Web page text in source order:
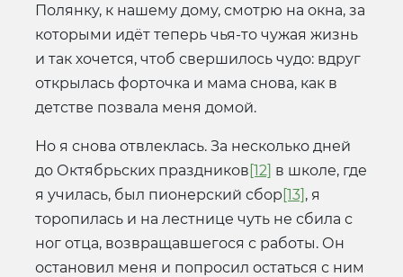
Полянку, к нашему дому, смотрю на окна, за
которыми идёт теперь чья-то чужая жизнь
и так хочется, чтоб свершилось чудо: вдруг
открылась форточка и мама снова, как в
детстве позвала меня домой.
Но я снова отвлеклась. За несколько дней
до Октябрьских праздников [12] в школе, где
я училась, был пионерский сбор[13] , я
торопилась и на лестнице чуть не сбила с
ног отца, возвращавшегося с работы. Он
остановил меня и попросил остаться с ним